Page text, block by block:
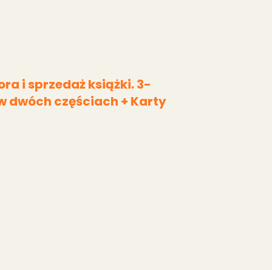
i sprzedaż książki. 3-
dwóch częściach + Karty